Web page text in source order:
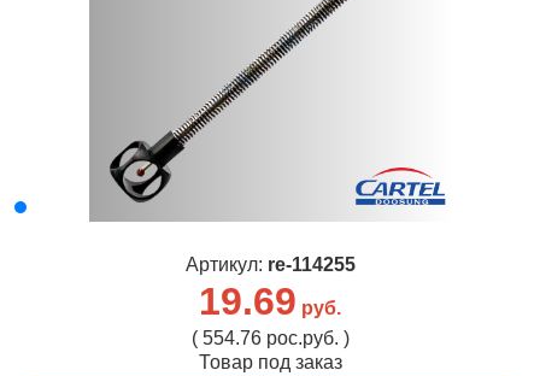
Артикул: re-114255
19.69 руб.
( 554.76 рос.руб. )
Товар под заказ